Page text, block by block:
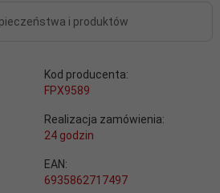
i produktów
Kod producenta:
FPX9589
Realizacja zamówienia:
24 godzin
EAN:
6935862717497